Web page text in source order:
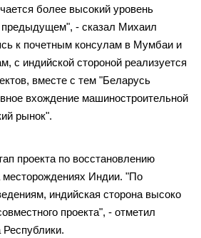
более высокий уровень
предыдущем", - сказал Михаил
к почетным консулам в Мумбаи и
с индийской стороной реализуется
вместе с тем "Беларусь
вхождение машиностроительной
рынок".
проекта по восстановлению
Индии. "По
индийская сторона высоко
проекта", - отметил